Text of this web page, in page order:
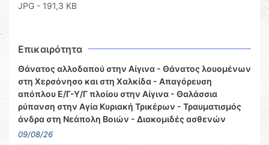
JPG - 191,3 KB
Επικαιρότητα
Θάνατος αλλοδαπού στην Αίγινα - Θάνατος λουομένων
στη Χερσόνησο και στη Χαλκίδα - Απαγόρευση
απόπλου Ε/Γ-Υ/Γ πλοίου στην Αίγινα - Θαλάσσια
ρύπανση στην Αγία Κυριακή Τρικέρων - Τραυματισμός
άνδρα στη Νεάπολη Βοιών - Διακομιδές ασθενών
09/08/26